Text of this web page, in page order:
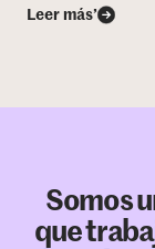
Leer más’
Somos
que